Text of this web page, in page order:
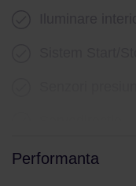
Performanta